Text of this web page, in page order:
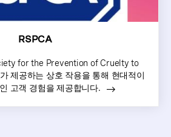
RSPCA
for the Prevention of Cruelty to
제공하는 상호 작용을 통해 현대적이
고객 경험을 제공합니다.